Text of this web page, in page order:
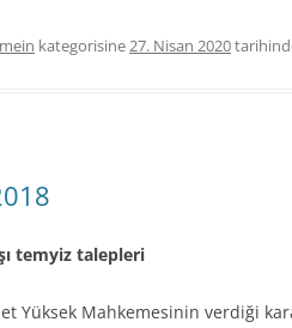
kategorisine27. Nisan 2020
temyiz talepleri
Yüksek Mahkemesinin verdiği